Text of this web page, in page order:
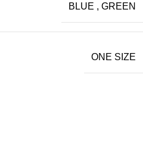
BLUE , GREEN
ONE SIZE